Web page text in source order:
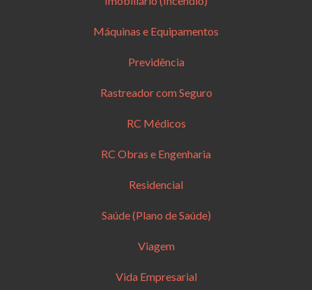
Máquinas e Equipamentos
Previdência
Rastreador com Seguro
RC Médicos
RC Obras e Engenharia
Residencial
Saúde (Plano de Saúde)
Viagem
Vida Empresarial